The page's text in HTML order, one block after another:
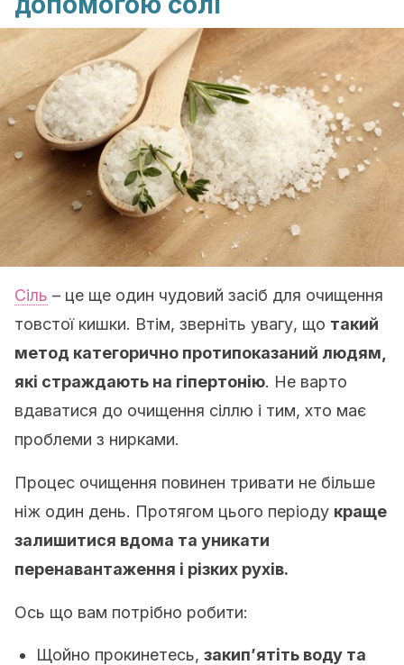
Сіль – це ще один чудовий засіб для очищення
товстої кишки. Втім, зверніть увагу, що такий
метод категорично протипоказаний людям,
які страждають на гіпертонію. Не варто
вдаватися до очищення сіллю і тим, хто має
проблеми з нирками.
Процес очищення повинен тривати не більше
ніж один день. Протягом цього періоду краще
залишитися вдома та уникати
перенавантаження і різких рухів.
Ось що вам потрібно робити:
Щойно прокинетесь, закип’ятіть воду та